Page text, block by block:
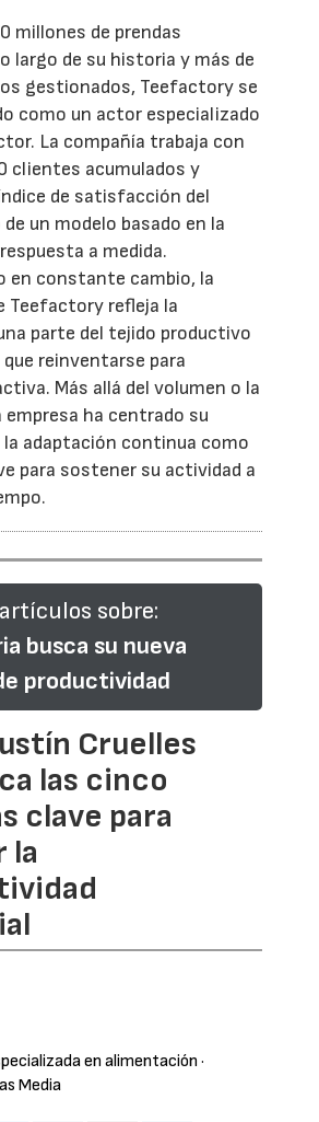
millones de prendas
largo de su historia y más de
gestionados, Teefactory se
como un actor especializado
La compañía trabaja con
clientes acumulados y
de satisfacción del
un modelo basado en la
a medida.
en constante cambio, la
Teefactory refleja la
parte del tejido productivo
reinventarse para
Más allá del volumen o la
empresa ha centrado su
adaptación continua como
para sostener su actividad a
sobre:
busca su nueva
productividad
Cruelles
las cinco
clave para
la
en alimentación ·
Media